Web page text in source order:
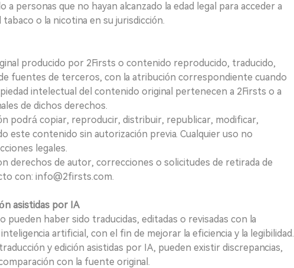
personas que no hayan alcanzado la edad legal para acceder a
o la nicotina en su jurisdicción.
producido por 2Firsts o contenido reproducido, traducido,
fuentes de terceros, con la atribución correspondiente cuando
intelectual del contenido original pertenecen a 2Firsts o a
de dichos derechos.
podrá copiar, reproducir, distribuir, republicar, modificar,
este contenido sin autorización previa. Cualquier uso no
legales.
derechos de autor, correcciones o solicitudes de retirada de
con: info@2firsts.com.
asistidas por IA
pueden haber sido traducidas, editadas o revisadas con la
artificial, con el fin de mejorar la eficiencia y la legibilidad.
y edición asistidas por IA, pueden existir discrepancias,
con la fuente original.